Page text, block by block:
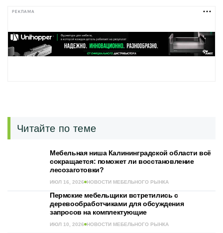
РЕКЛАМА
Читайте по теме
Мебельная ниша Калининградской области всё
сокращается: поможет ли восстановление
лесозаготовки?
ИЮЛ 16, 2026 НОВОСТИ МЕБЕЛЬНОГО РЫНКА
Пермские мебельщики встретились с
деревообработчиками для обсуждения
запросов на комплектующие
ИЮЛ 10, 2026 НОВОСТИ МЕБЕЛЬНОГО РЫНКА